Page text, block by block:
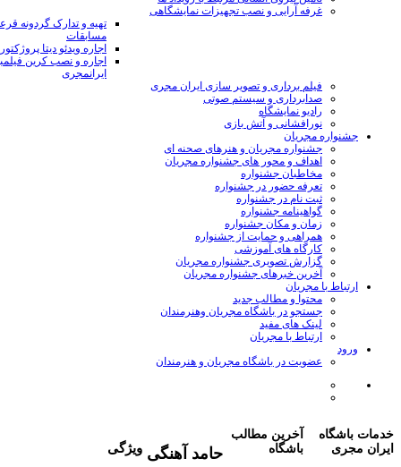
غرفه آرایی و نصب تجهیزات نمایشگاهی
تهیه و تدارک گردونه
مسابقات
اجاره ویدئو دیتا
اجاره و نصب کرین
ایرانمجری
فیلم برداری و تصویر سازی ایران مجری
صدابرداری و سیستم صوتی
رادیو نمایشگاه
نورافشانی و آتش بازی
جشنواره مجریان
جشنواره مجریان و هنرهای صحنه ای
اهداف و محور های جشنواره مجریان
مخاطبان جشنواره
تعرفه حضور در جشنواره
ثبت نام در جشنواره
گواهینامه جشنواره
زمان و مکان جشنواره
همراهی و حمایت از جشنواره
کارگاه های آموزشی
گزارش تصویری جشنواره مجریان
آخرین خبرهای جشنواره مجریان
ارتباط با مجریان
محتوا و مطالب جدید
جستجو در باشگاه مجریان وهنرمندان
لینک های مفید
ارتباط با مجریان
ورود
عضویت در باشگاه مجریان و هنرمندان
حامد آهنگی ویژگی
آخرین مطالب
باشگاه
خدمات باشگاه
ایران مجری